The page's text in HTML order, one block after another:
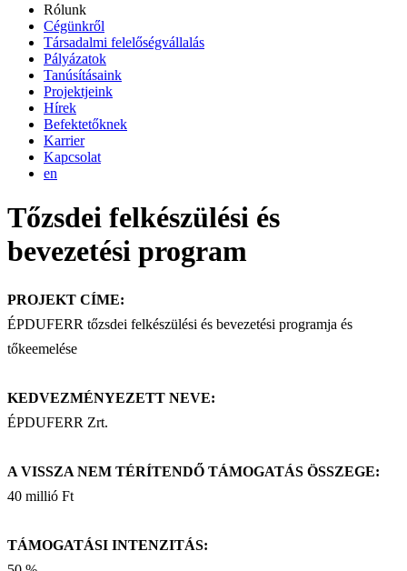
Rólunk
Cégünkről
Társadalmi felelőségvállalás
Pályázatok
Tanúsításaink
Projektjeink
Hírek
Befektetőknek
Karrier
Kapcsolat
en
Tőzsdei felkészülési és
bevezetési program
PROJEKT CÍME:
ÉPDUFERR tőzsdei felkészülési és bevezetési programja és
tőkeemelése
KEDVEZMÉNYEZETT NEVE:
ÉPDUFERR Zrt.
A VISSZA NEM TÉRÍTENDŐ TÁMOGATÁS ÖSSZEGE:
40 millió Ft
TÁMOGATÁSI INTENZITÁS: